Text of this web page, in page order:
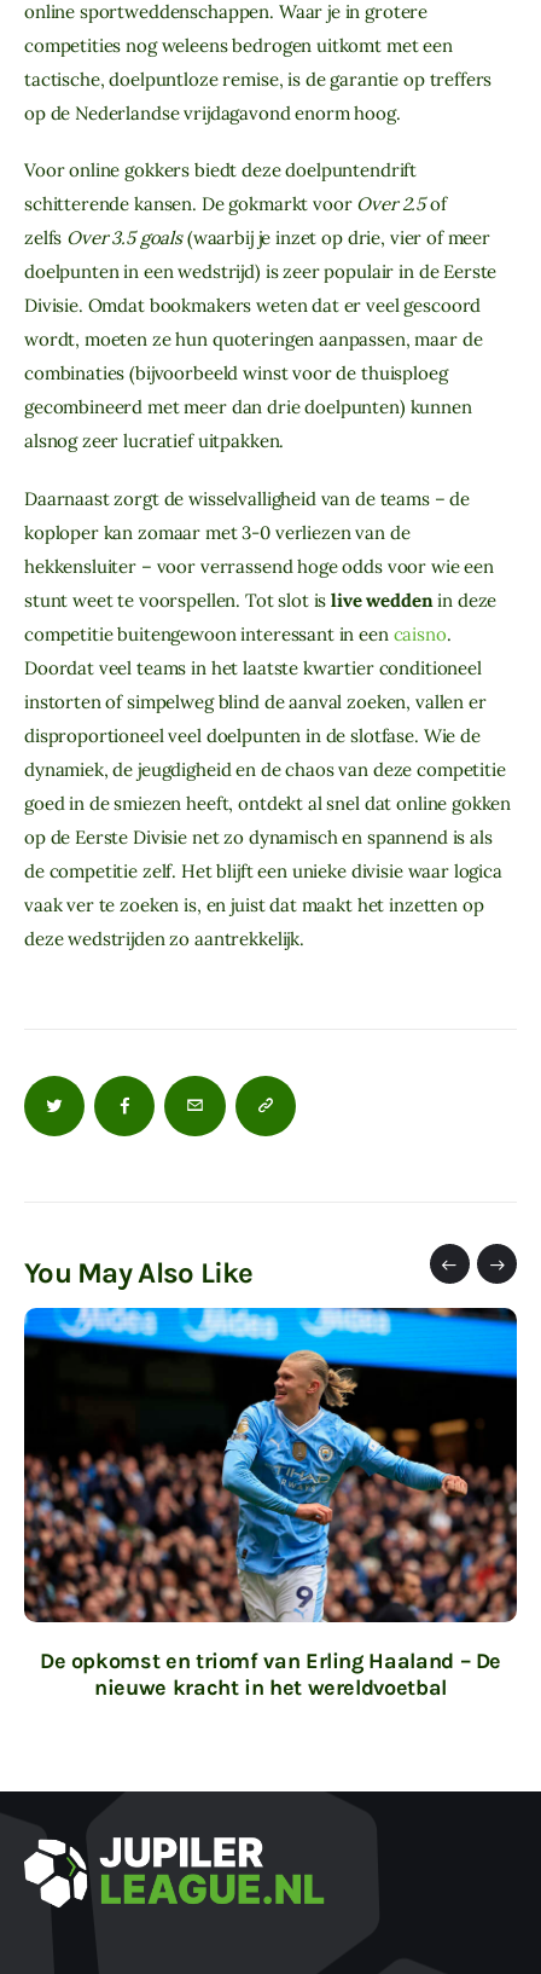
online sportweddenschappen. Waar je in grotere
competities nog weleens bedrogen uitkomt met een
tactische, doelpuntloze remise, is de garantie op treffers
op de Nederlandse vrijdagavond enorm hoog.
Voor online gokkers biedt deze doelpuntendrift
schitterende kansen. De gokmarkt voor Over 2.5 of
zelfs Over 3.5 goals (waarbij je inzet op drie, vier of meer
doelpunten in een wedstrijd) is zeer populair in de Eerste
Divisie. Omdat bookmakers weten dat er veel gescoord
wordt, moeten ze hun quoteringen aanpassen, maar de
combinaties (bijvoorbeeld winst voor de thuisploeg
gecombineerd met meer dan drie doelpunten) kunnen
alsnog zeer lucratief uitpakken.
Daarnaast zorgt de wisselvalligheid van de teams – de
koploper kan zomaar met 3-0 verliezen van de
hekkensluiter – voor verrassend hoge odds voor wie een
stunt weet te voorspellen. Tot slot is live wedden in deze
competitie buitengewoon interessant in een caisno.
Doordat veel teams in het laatste kwartier conditioneel
instorten of simpelweg blind de aanval zoeken, vallen er
disproportioneel veel doelpunten in de slotfase. Wie de
dynamiek, de jeugdigheid en de chaos van deze competitie
goed in de smiezen heeft, ontdekt al snel dat online gokken
op de Eerste Divisie net zo dynamisch en spannend is als
de competitie zelf. Het blijft een unieke divisie waar logica
vaak ver te zoeken is, en juist dat maakt het inzetten op
deze wedstrijden zo aantrekkelijk.
You May Also Like
De opkomst en triomf van Erling Haaland – De
nieuwe kracht in het wereldvoetbal